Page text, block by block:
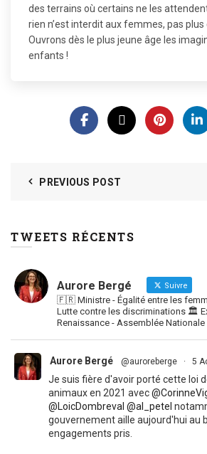
des terrains où certains ne les
rien n’est interdit aux femmes, pas plus
Ouvrons dès le plus jeune âge les
enfants !
PREVIOUS POST
TWEETS RÉCENTS
Aurore Bergé Suivre
🇫🇷 Ministre - Égalité entre les
Lutte contre les discriminations 🏛
Renaissance - Assemblée Nationale
Aurore Bergé @auroreberge · 5
Je suis fière d'avoir porté cette loi
animaux en 2021 avec
@LoicDombreval @al_petel
gouvernement aille aujourd'hui au
engagements pris.